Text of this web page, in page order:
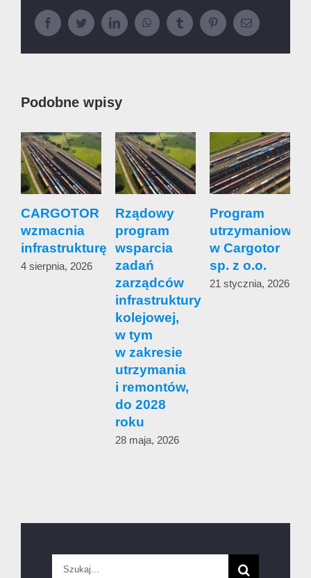
FacebookTwitterLinkedInWhatsAppTumblr PinterestEmail
Podobne wpisy
CARGOTOR
wzmacnia
infrastrukturę
4 sierpnia, 2026
Rządowy
program
wsparcia
zadań
zarządców
infrastruktury
kolejowej,
w tym
w zakresie
utrzymania
i remontów,
do 2028
roku
28 maja, 2026
Program
utrzymaniowy
w Cargotor
sp. z o.o.
21 stycznia, 2026
Szukaj